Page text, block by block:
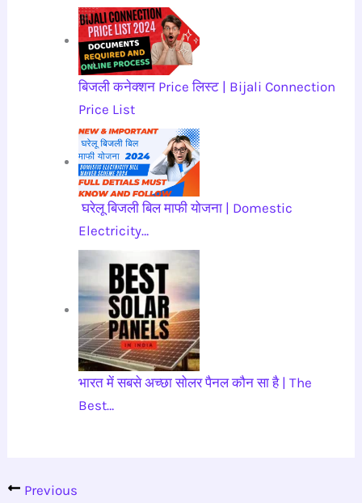
बिजली कनेक्शन Price लिस्ट | Bijali Connection
Price List
घरेलू बिजली बिल माफी योजना | Domestic
Electricity…
भारत में सबसे अच्छा सोलर पैनल कौन सा है | The
Best…
Previous